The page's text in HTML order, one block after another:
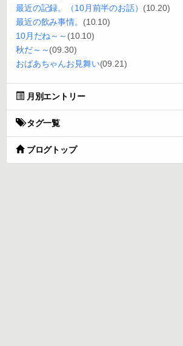
最近の記録。（10月前半のお話） (10.20)
最近の飲み事情。 (10.10)
10月だね～～ (10.10)
秋だ～～(09.30)
おばあちゃんお見舞い(09.21)
月別エントリー
タグ一覧
ブログトップ